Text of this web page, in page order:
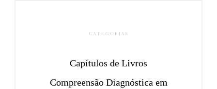
CATEGORIAS
Capítulos de Livros
Compreensão Diagnóstica em